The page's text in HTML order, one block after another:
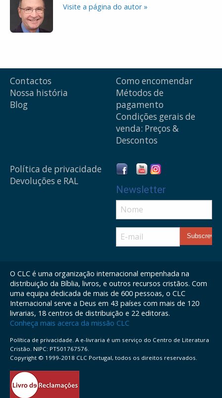
Visite a página do autor »
Contactos
Nossa história
Blog
Como encomendar
Métodos de
pagamento
Condições gerais de
venda: Preços &
Descontos
Política de privacidade
Devoluções e RAL
Newsletter
O CLC é uma organização internacional empenhada na
distribuição da Bíblia, livros, e outros recursos cristãos. Com
uma equipa dedicada de mais de 600 pessoas, o CLC
Internacional serve a Deus em 43 países com mais de 120
livrarias, 18 centros de distribuição e 22 editoras.
Conheça mais acerca da missão CLC
Política de privacidade. A e-livraria é um serviço do Centro de Literatura
Cristão. NIPC: PT501767576.
Copyright © 1999-2018 CLC Portugal, todos os direitos reservados.